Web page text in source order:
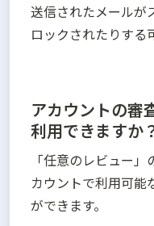
送信されたメールが
ロックされたりする
アカウントの審
利用できますか
「任意のレビュー
カウントで利用可能
ができます。